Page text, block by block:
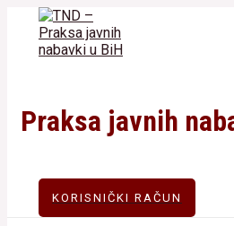
content
Praksa javnih
KORISNIČKI RAČUN